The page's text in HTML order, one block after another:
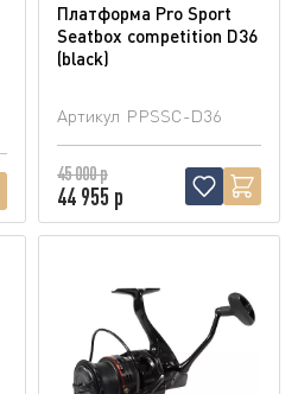
Платформа Pro Sport
Seatbox competition D36
(blaсk)
Артикул PPSSC-D36
45 000 р
44 955 р